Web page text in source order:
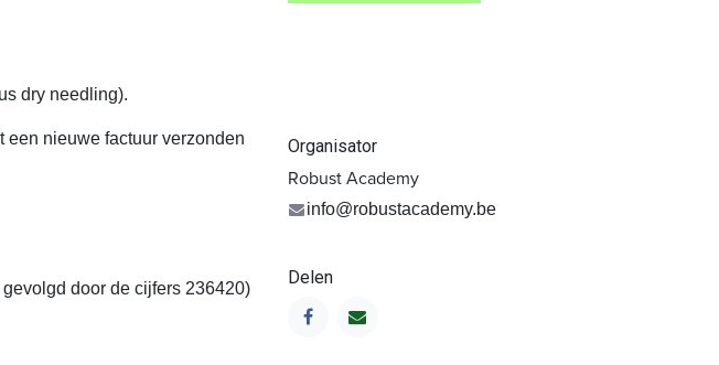
dry needling).
een nieuwe factuur verzonden
door de cijfers 236420)
Organisator
Robust Academy
info@robustacademy.be
Delen